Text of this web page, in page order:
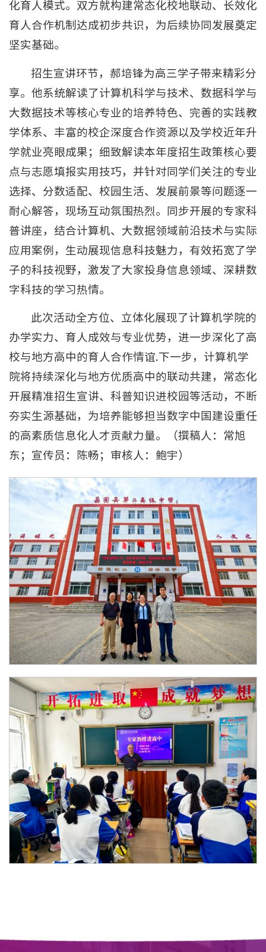
化育人模式。双方就构建常态化校地联动、长效化
育人合作机制达成初步共识，为后续协同发展奠定
坚实基础。
招生宣讲环节，郝培锋为高三学子带来精彩分
享。他系统解读了计算机科学与技术、数据科学与
大数据技术等核心专业的培养特色、完善的实践教
学体系、丰富的校企深度合作资源以及学校近年升
学就业亮眼成果；细致解读本年度招生政策核心要
点与志愿填报实用技巧，并针对同学们关注的专业
选择、分数适配、校园生活、发展前景等问题逐一
耐心解答，现场互动氛围热烈。同步开展的专家科
普讲座，结合计算机、大数据领域前沿技术与实际
应用案例，生动展现信息科技魅力，有效拓宽了学
子的科技视野，激发了大家投身信息领域、深耕数
字科技的学习热情。
此次活动全方位、立体化展现了计算机学院的
办学实力、育人成效与专业优势，进一步深化了高
校与地方高中的育人合作情谊.下一步，计算机学
院将持续深化与地方优质高中的联动共建，常态化
开展精准招生宣讲、科普知识进校园等活动，不断
夯实生源基础，为培养能够担当数字中国建设重任
的高素质信息化人才贡献力量。（撰稿人：常旭
东；宣传员：陈畅；审核人：鲍宇）